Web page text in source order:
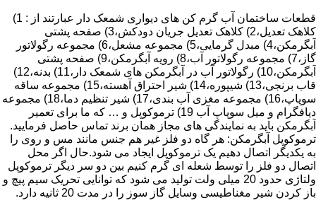
قطعات ساختمان آب گرم کن های دیواری شمعک دار عبارتند از : 1)
کلاهک تعدیل،2) کلاهک تعدیل جریان دودکش،3) صفحه پشتی
آبگرمکن،4) مبدل گرمایی،5) مجموعه مشعل،6) مجموعه رگولاتور
گاز،7) مجموعه رگولاتور آب،8) رویه آبگرمکن،9) صفحه پشتی
آبگرمکن،10) رگولاتور آب در آبگرمکن های شمعک دار،11) بدنه،12)
قاب برنجی،13) شیپوره،14) شیر احتراق آهسته،15) مجموعه ساقه
سوپاپ،16) مجموعه مغزی آب بندی،17) شیر تنظیم دما،18) مجموعه
دیافگرام و میل سوپاپ آب 19) ترموکوپل و … که ما برای تعمیر
آبگرمکن باید به نمایندگی های مجاز همان برند تماس حاصل فرمایید.
ترموکوپل آبگرمکن: هر گاه دو فلز غیر هم جنس مانند مس و روی را
به یکدیگر اتصال دهیم یک ترموکوپل ایجاد می شود.حال اگر محل
اتصال دو فلز را توسط شعله ای گرم کنیم بین دو سر دیگر ترموکوپل
ولتاژی حدود 20 میلی ولت تولید می شود که توانایی تحریک سیم پیچ و
باز کردن شیر مغناطیسی وسایل گاز سوز را در مدت 20 ثانیه دارد.